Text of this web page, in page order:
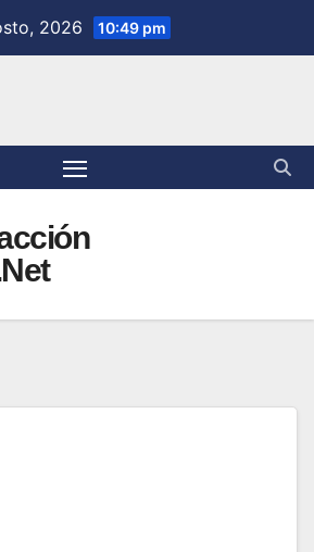
2026 10:49 pm